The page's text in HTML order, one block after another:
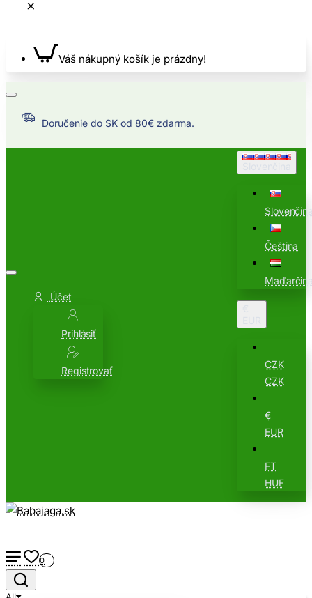
Váš nákupný košík je prázdny!
Doručenie do SK od 80€ zdarma.
Účet
Prihlásiť
Registrovať
Čeština
CZK
CZK
€
EUR
FT
HUF
0